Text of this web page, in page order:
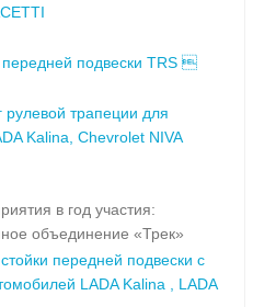
подвески TRS 
рулевой трапеции для
Kalina, Chevrolet NIVA
в год участия:
объединение «Трек»
передней подвески с
LADA Kalina , LADA